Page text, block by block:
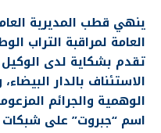
ينهي قطب المديرية
العامة لمراقبة التراب
تقدم بشكاية لدى
الاستئناف بالدار
الوهمية والجرائم
اسم “جبروت” على شبكات